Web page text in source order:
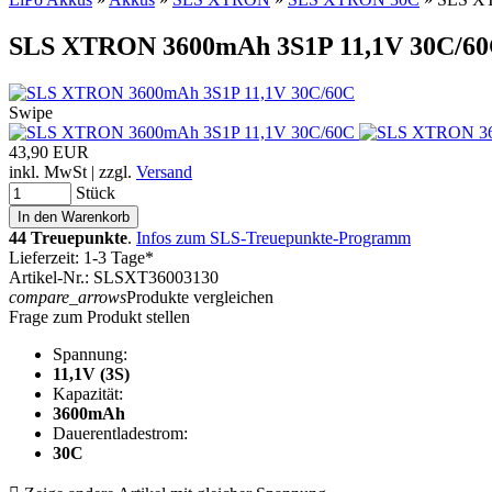
SLS XTRON 3600mAh 3S1P 11,1V 30C/
Swipe
43,90 EUR
inkl. MwSt | zzgl. Versand
Stück
44 Treuepunkte. Infos zum SLS-Treuepunkte-Programm
Lieferzeit: 1-3 Tage*
Artikel-Nr.: SLSXT36003130
compare_arrowsProdukte vergleichen
Frage zum Produkt stellen
Spannung:
11,1V (3S)
Kapazität:
3600mAh
Dauerentladestrom:
30C